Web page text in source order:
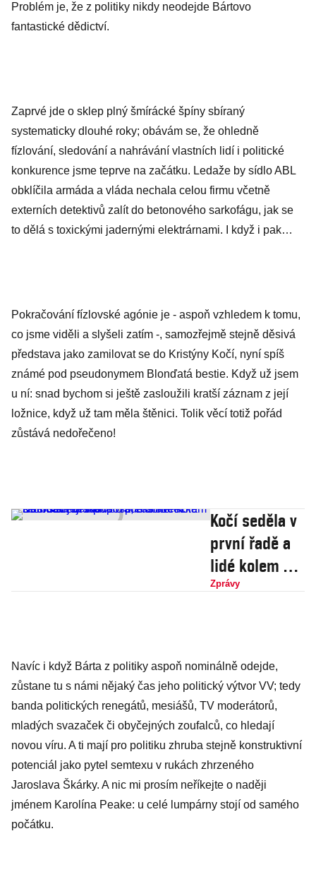
Problém je, že z politiky nikdy neodejde Bártovo
fantastické dědictví.
Zaprvé jde o sklep plný šmírácké špíny sbíraný
systematicky dlouhé roky; obávám se, že ohledně
fízlování, sledování a nahrávání vlastních lidí i politické
konkurence jsme teprve na začátku. Ledaže by sídlo ABL
obklíčila armáda a vláda nechala celou firmu včetně
externích detektivů zalít do betonového sarkofágu, jak se
to dělá s toxickými jadernými elektrárnami. I když i pak…
Pokračování fízlovské agónie je - aspoň vzhledem k tomu,
co jsme viděli a slyšeli zatím -, samozřejmě stejně děsivá
představa jako zamilovat se do Kristýny Kočí, nyní spíš
známé pod pseudonymem Blonďatá bestie. Když už jsem
u ní: snad bychom si ještě zasloužili kratší záznam z její
ložnice, když už tam měla štěnici. Tolik věcí totiž pořád
zůstává nedořečeno!
Kočí seděla v
první řadě a
lidé kolem se
smáli její
Barbora
Poláková o
představení
Blonďatá
bestie
Zprávy
Navíc i když Bárta z politiky aspoň nominálně odejde,
zůstane tu s námi nějaký čas jeho politický výtvor VV; tedy
banda politických renegátů, mesiášů, TV moderátorů,
mladých svazaček či obyčejných zoufalců, co hledají
novou víru. A ti mají pro politiku zhruba stejně konstruktivní
potenciál jako pytel semtexu v rukách zhrzeného
Jaroslava Škárky. A nic mi prosím neříkejte o naději
jménem Karolína Peake: u celé lumpárny stojí od samého
počátku.